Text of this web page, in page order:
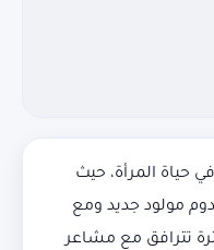
حياة المرأة، حيث
مولود جديد ومع
تترافق مع مشاعر